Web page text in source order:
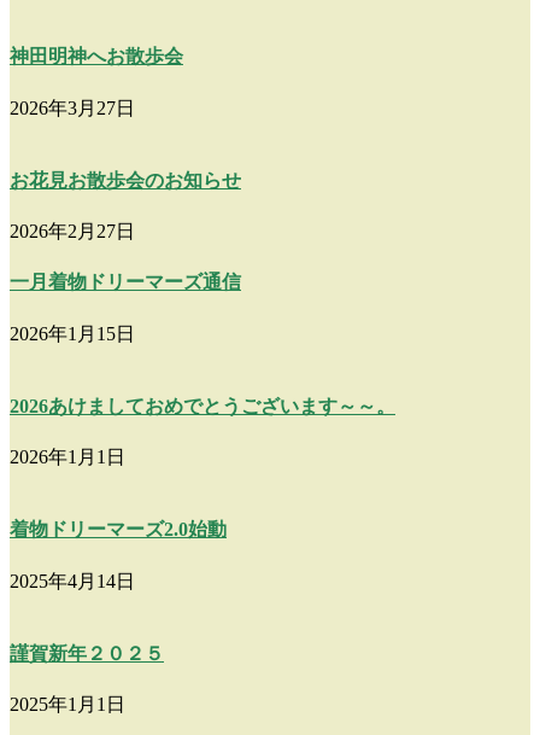
神田明神へお散歩会
2026年3月27日
お花見お散歩会のお知らせ
2026年2月27日
一月着物ドリーマーズ通信
2026年1月15日
2026あけましておめでとうございます～～。
2026年1月1日
着物ドリーマーズ2.0始動
2025年4月14日
謹賀新年２０２５
2025年1月1日